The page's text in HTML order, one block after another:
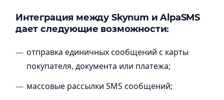
Интеграция между Skynum и AlpaSMS
дает следующие возможности:
отправка единичных сообщений с карты
покупателя, документа или платежа;
массовые рассылки SMS сообщений;